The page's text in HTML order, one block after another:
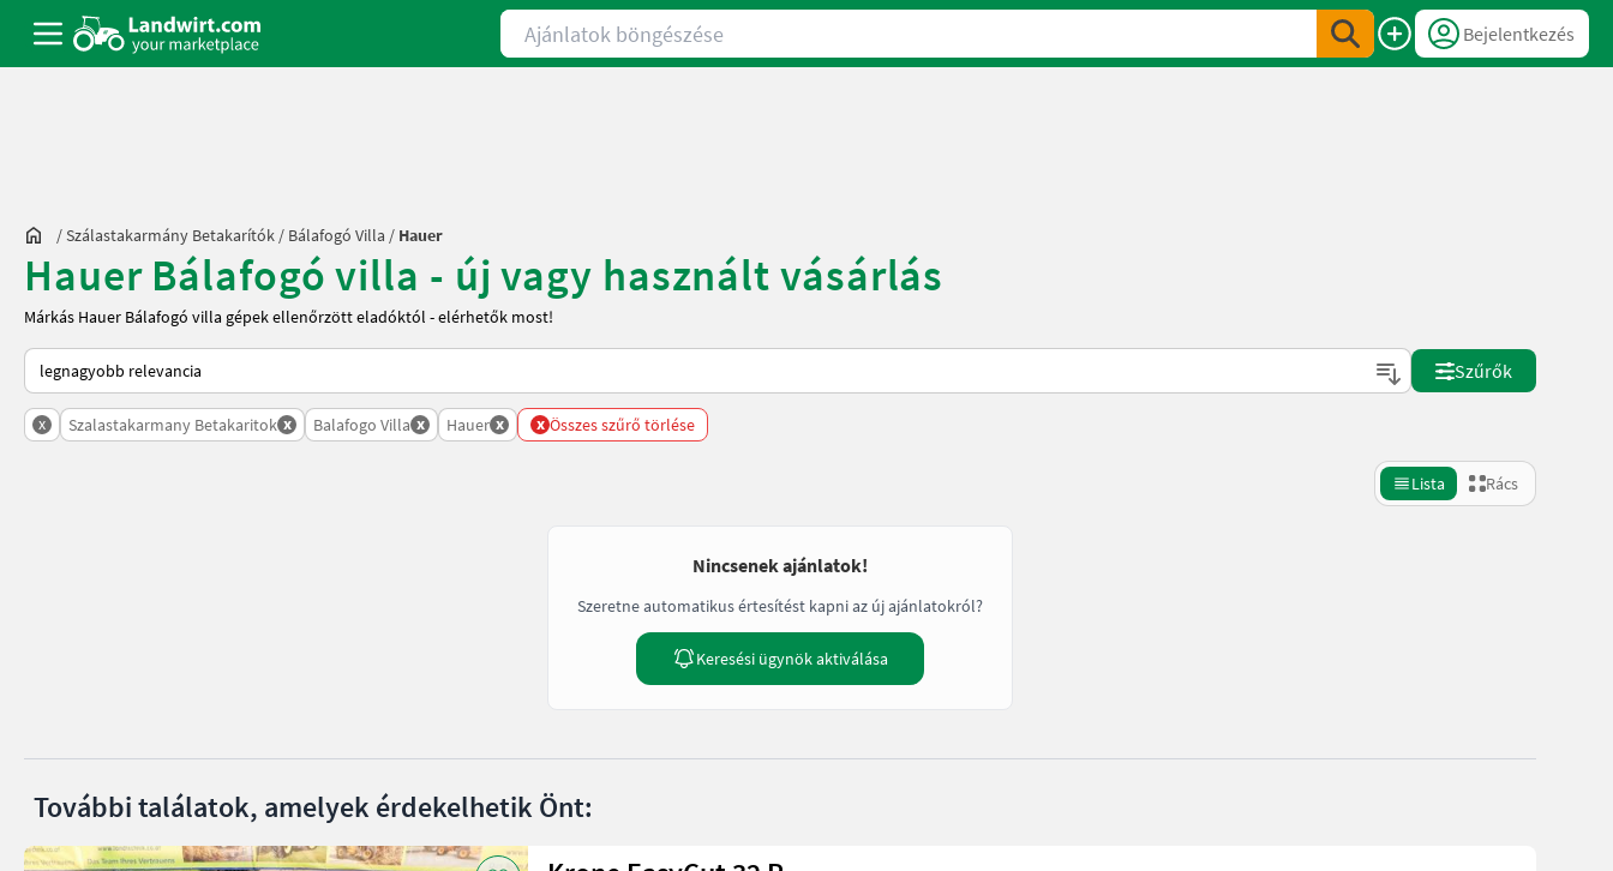
Ajánlatok böngészése
Bejelentkezés
/Szálastakarmány Betakarítók / Bálafogó Villa / Hauer
Hauer Bálafogó villa - új vagy használt vásárlás
Márkás Hauer Bálafogó villa gépek ellenőrzött eladóktól - elérhetők most!
Így van sorba rendezve a Landwirt.com-on
Szűrők
x Szalastakarmany Betakaritok x Balafogo Villa x Hauer x x Összes szűrő törlése
Lista Rács
Nincsenek ajánlatok!
Szeretne automatikus értesítést kapni az új ajánlatokról?
Keresési ügynök aktiválása
További találatok, amelyek érdekelhetik Önt: